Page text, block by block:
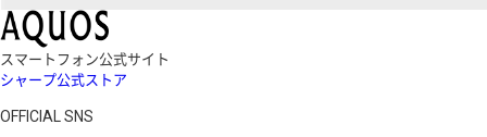
スマートフォン公式サイト
シャープ公式ストア
OFFICIAL SNS